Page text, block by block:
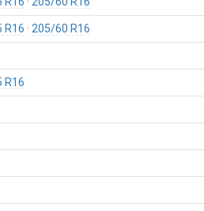
R16 205/60 R16
R16